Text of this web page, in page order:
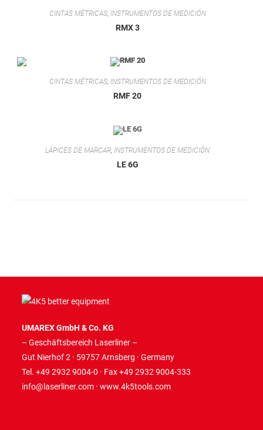
CINTAS MÉTRICAS, INSTRUMENTOS DE MEDICIÓN
RMX 3
CINTAS MÉTRICAS, INSTRUMENTOS DE MEDICIÓN
RMF 20
LÁPICES DE MARCAR INSTRUMENTOS DE MEDICIÓN
LE 6G
UMAREX GmbH & Co. KG
– Geschäftsbereich Laserliner –
Gut Nierhof 2 · 59757 Arnsberg · Germany
Tel. +49 2932 9004-0 · Fax +49 2932 9004-333
info@laserliner.com ·www.4k5tools.com